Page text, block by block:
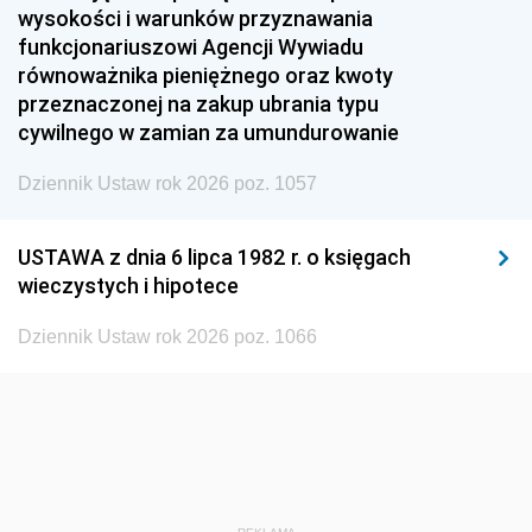
1951 1950
1948 1947
1945 1944 1939
1938 1937 1936
1935 1934
1929 1928 1927
wysokości i warunków przyznawania
funkcjonariuszowi Agencji Wywiadu
równoważnika pieniężnego oraz kwoty
przeznaczonej na zakup ubrania typu
cywilnego w zamian za umundurowanie
Dziennik Ustaw rok 2026 poz. 1057
USTAWA z dnia 6 lipca 1982 r. o księgach
wieczystych i hipotece
Dziennik Ustaw rok 2026 poz. 1066